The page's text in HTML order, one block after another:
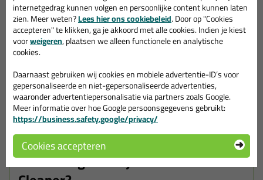
en lichte oppervlakteverontreinigingen, waardoor de hechting van
de lijm of kit aanzienlijk verbetert. Door verdamping van Zwaluw
Cleaner zal de ondergrond afkoelen. Dat kan leiden tot
condensatie van vocht op het oppervlak. Daarom wordt
geadviseerd het oppervlak na reiniging 10 minuten te laten
drogen alvorens een kit of lijm op de ondergrond aan te brengen.
Vervang de reinigingsdoeken regelmatig. Zwaluw Cleaner is een
kleurloze ontvettings- en reinigingsmiddel voor niet-poreuze
ondergronden.
Let op!
Dit product van Den Braven heeft een nieuw uiterlijk en een
nieuwe naam gekregen. Verder is er niks veranderd!
Wanneer gebruik je de Zwaluw
internetgedrag kunnen volgen en persoonlijke content kunnen laten
zien. Meer weten?Lees hier ons cookiebeleid. Door op "Cookies
accepteren" te klikken, ga je akkoord met alle cookies. Indien je kiest
voorweigeren, plaatsen we alleen functionele en analytische
cookies.
Daarnaast gebruiken wij cookies en mobiele advertentie-ID’s voor
gepersonaliseerde en niet-gepersonaliseerde advertenties,
waaronder advertentiepersonalisatie via partners zoals Google.
Meer informatie over hoe Google persoonsgegevens gebruikt:
https://business.safety.google/privacy/
Cookies accepteren